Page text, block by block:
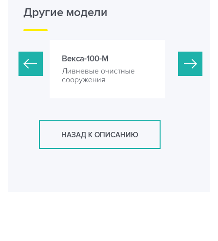
Другие модели
Векса-100-М
Ливневые очистные
сооружения
Векса-
Ливневые
НАЗАД К ОПИСАНИЮ